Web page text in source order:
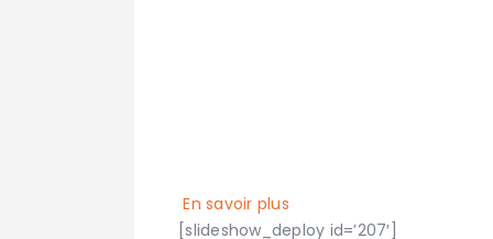
En savoir plus
[slideshow_deploy id=’207′]